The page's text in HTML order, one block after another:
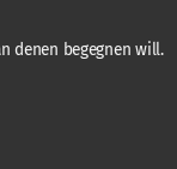
denen begegnen will.